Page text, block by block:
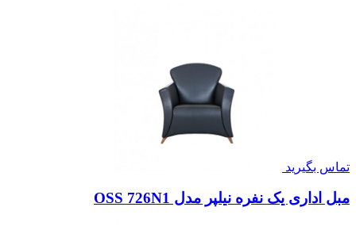
تماس بگیرید
مبل اداری یک نفره نیلپر مدل OSS 726N1